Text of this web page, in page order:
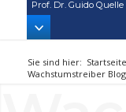
Prof. Dr. Guido Quelle
Sie sind hier: Startseite
Wachstumstreiber Blog